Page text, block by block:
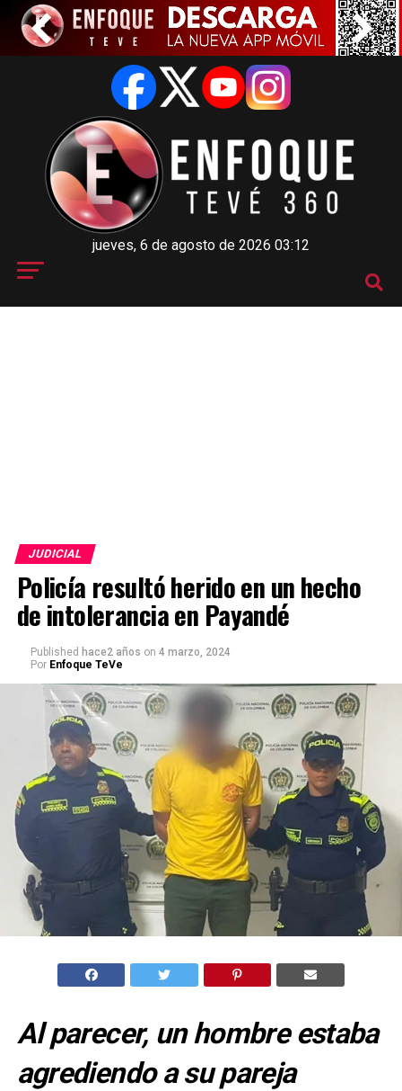
jueves, 6 de agosto de 2026 03:12
JUDICIAL
Policía resultó herido en un hecho
de intolerancia en Payandé
Published hace2 años on 4 marzo, 2024
Por Enfoque TeVe
Al parecer, un hombre estaba
agrediendo a su pareja